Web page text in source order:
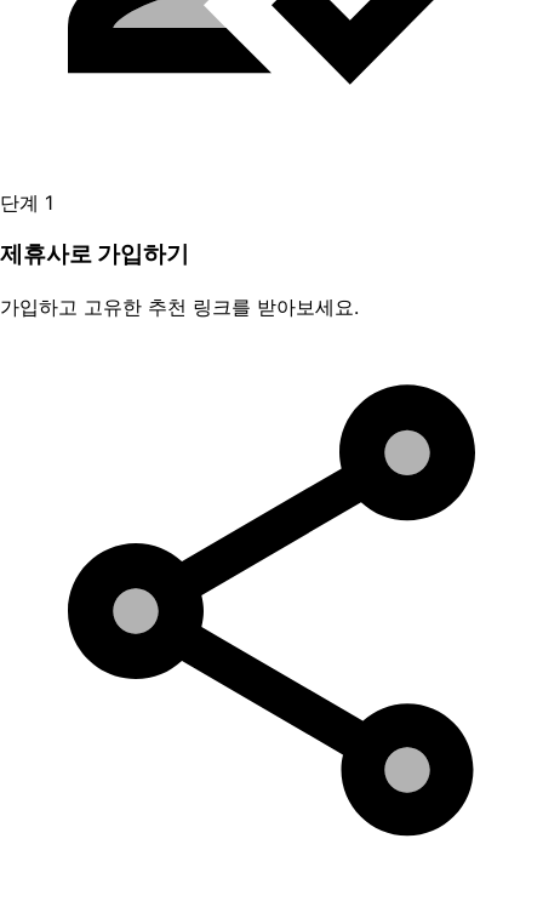
단계 1
제휴사로 가입하기
가입하고 고유한 추천 링크를 받아보세요.